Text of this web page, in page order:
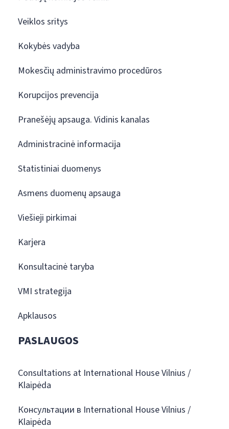
Veiklos sritys
Kokybės vadyba
Mokesčių administravimo procedūros
Korupcijos prevencija
Pranešėjų apsauga. Vidinis kanalas
Administracinė informacija
Statistiniai duomenys
Asmens duomenų apsauga
Viešieji pirkimai
Karjera
Konsultacinė taryba
VMI strategija
Apklausos
PASLAUGOS
Consultations at International House Vilnius /
Klaipėda
Консультации в International House Vilnius /
Klaipėda